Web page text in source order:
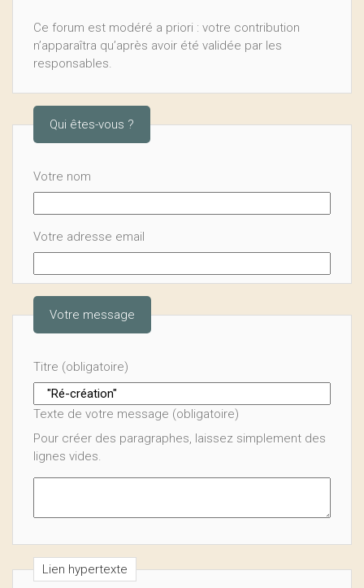
Ce forum est modéré a priori : votre contribution
n’apparaîtra qu’après avoir été validée par les
responsables.
Qui êtes-vous ?
Votre nom
Votre adresse email
Votre message
Titre (obligatoire)
Texte de votre message (obligatoire)
Pour créer des paragraphes, laissez simplement des
lignes vides.
Lien hypertexte